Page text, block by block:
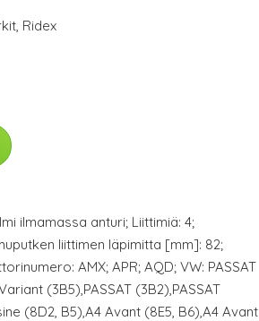
, Ridex
ilmamassa anturi; Liittimiä: 4;
liittimen läpimitta [mm]: 82;
AMX; APR; AQD; VW: PASSAT
(3B5),PASSAT (3B2),PASSAT
(8D2, B5),A4 Avant (8E5, B6),A4 Avant